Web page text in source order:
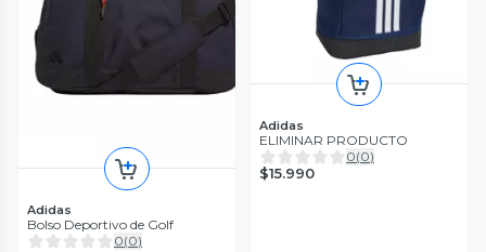
Adidas
Bolso Deportivo de Golf
0(0)
Adidas
ELIMINAR PRODUCTO
0(0)
$15.990